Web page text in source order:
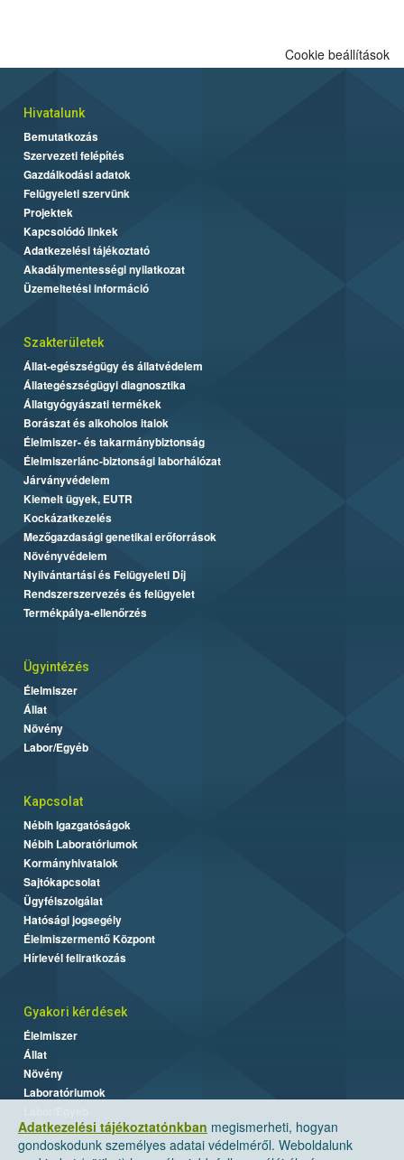
Adatkezelési tájékoztatónkban megismerheti, hogyan
gondoskodunk személyes adatai védelméről. Weboldalunk
Cookie beállítások
Hivatalunk
Bemutatkozás
Szervezeti felépítés
Gazdálkodási adatok
Felügyeleti szervünk
Projektek
Kapcsolódó linkek
Adatkezelési tájékoztató
Akadálymentességi nyilatkozat
Üzemeltetési információ
Szakterületek
Állat-egészségügy és állatvédelem
Állategészségügyi diagnosztika
Állatgyógyászati termékek
Borászat és alkoholos italok
Élelmiszer- és takarmánybiztonság
Élelmiszerlánc-biztonsági laborhálózat
Járványvédelem
Kiemelt ügyek, EUTR
Kockázatkezelés
Mezőgazdasági genetikai erőforrások
Növényvédelem
Nyilvántartási és Felügyeleti Díj
Rendszerszervezés és felügyelet
Termékpálya-ellenőrzés
Ügyintézés
Élelmiszer
Állat
Növény
Labor/Egyéb
Kapcsolat
Nébih Igazgatóságok
Nébih Laboratóriumok
Kormányhivatalok
Sajtókapcsolat
Ügyfélszolgálat
Hatósági jogsegély
Élelmiszermentő Központ
Hírlevél feliratkozás
Gyakori kérdések
Élelmiszer
Állat
Növény
Laboratóriumok